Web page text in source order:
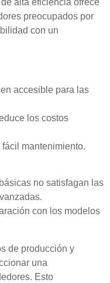
alta eficiencia ofrece
preocupados por
con un
accesible para las
los costos
mantenimiento.
no satisfagan las
con los modelos
de producción y
una
Esto